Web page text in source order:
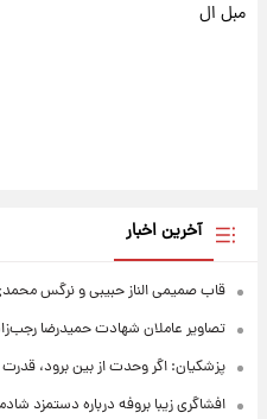
مبل ال
آخرین اخبار
قاب صمیمی الناز حبیبی و نرگس
تصاویر عاملان شهادت حمیدرضا
پزشکیان: اگر وحدت از بین برود، قدرت
افشاگری زیبا بروفه درباره دستمزد